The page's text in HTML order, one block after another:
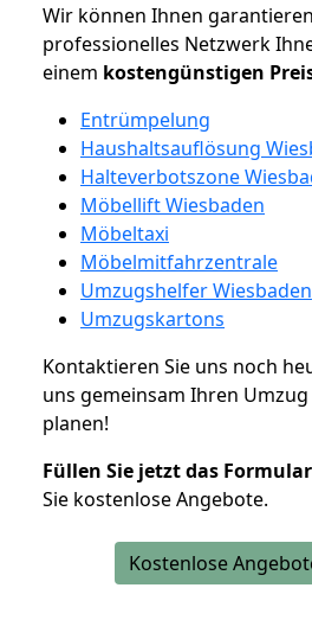
Wir können Ihnen
professionelles Netzwerk
einem kostengünstigen
Entrümpelung
Haushaltsauflösung
Halteverbotszone
Möbellift Wiesbaden
Möbeltaxi
Möbelmitfahrzentrale
Umzugshelfer Wiesbaden
Umzugskartons
Kontaktieren Sie uns noch
uns gemeinsam Ihren
planen!
Füllen Sie jetzt das
Sie kostenlose Angebote.
Kostenlose